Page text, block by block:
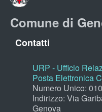
Comune di
Contatti
URP - Ufficio
Posta Elettronica
Numero Unico:
Indirizzo: Via
Genova